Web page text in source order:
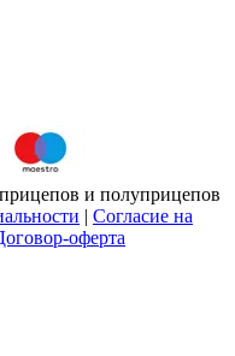
и полуприцепов
| Согласие на
оферта